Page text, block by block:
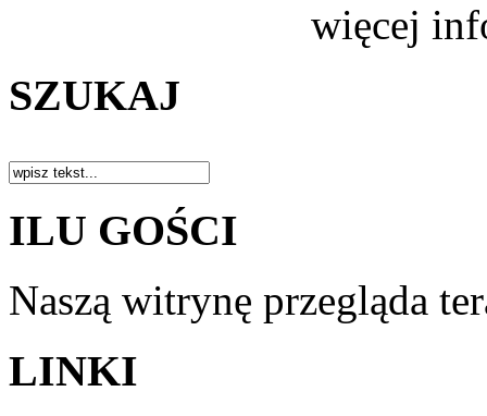
więcej
SZUKAJ
ILU GOŚCI
Naszą witrynę przegląda
LINKI